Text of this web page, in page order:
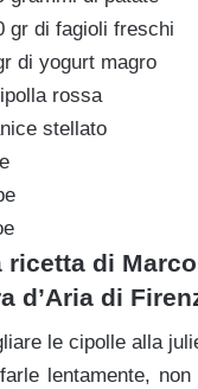
gr di fagioli freschi
di yogurt magro
rossa
stellato
ricetta di
d’Aria di
le cipolle alla
lentamente,